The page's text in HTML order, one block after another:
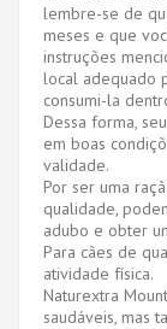
lembre-se de
meses e que
instruções
local adequado
consumi-la
Dessa forma,
em boas
validade.
Por ser uma
qualidade,
adubo e obter
Para cães de
atividade física.
Naturextra
saudáveis, mas